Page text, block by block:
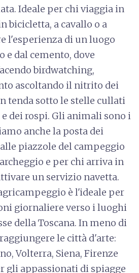
Ideale per chi viaggia in
bicicletta, a cavallo o a
l'esperienza di un luogo
e dal cemento, dove
birdwatching,
ascoltando il nitrito dei
tenda sotto le stelle cullati
dei rospi. Gli animali sono i
anche la posta dei
piazzole del campeggio
e per chi arriva in
un servizio navetta.
è l'ideale per
giornaliere verso i luoghi
della Toscana. In meno di
le città d'arte:
Volterra, Siena, Firenze
gli appassionati di spiagge